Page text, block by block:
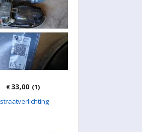
€33,00 (1)
straatverlichting